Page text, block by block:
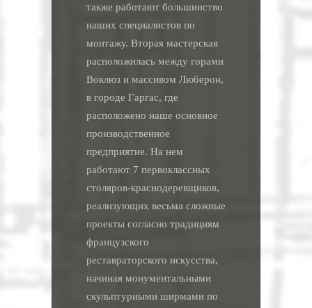
также работают большинство
наших специалистов по
монтажу. Вторая мастерская
расположилась между горами
Воклюз и массивом Люберон,
в городе Гаргас, где
расположено наше основное
производственное
предприятие. На нем
работают 7 первоклассных
столяров-краснодеревщиков,
реализующих весьма сложные
проекты согласно традициям
французского
реставраторского искусства,
начиная монументальными
скульптурными ширмами по